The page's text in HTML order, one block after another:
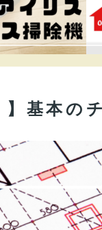
】基本の